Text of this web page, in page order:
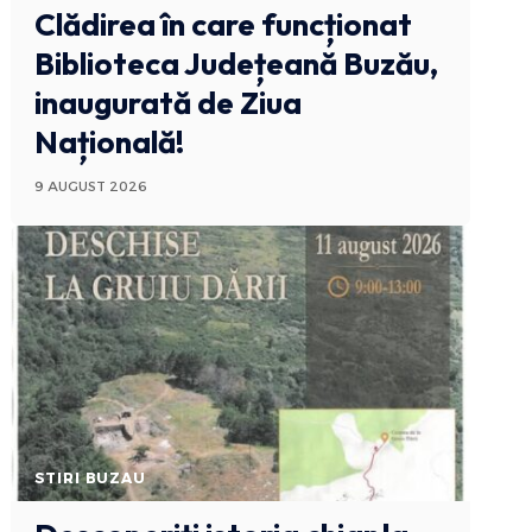
Clădirea în care funcționat
Biblioteca Județeană Buzău,
inaugurată de Ziua
Națională!
9 AUGUST 2026
STIRI BUZAU